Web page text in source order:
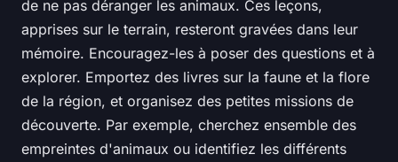
de ne pas déranger les animaux. Ces leçons,
apprises sur le terrain, resteront gravées dans leur
mémoire. Encouragez-les à poser des questions et à
explorer. Emportez des livres sur la faune et la flore
de la région, et organisez des petites missions de
découverte. Par exemple, cherchez ensemble des
empreintes d'animaux ou identifiez les différents